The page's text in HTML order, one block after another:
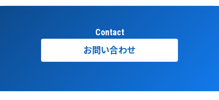
Contact
お問い合わせ